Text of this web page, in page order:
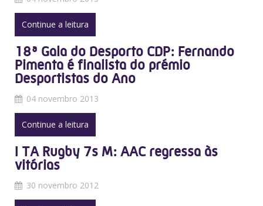
Continue a leitura
18ª Gala do Desporto CDP: Fernando
Pimenta é finalista do prémio
Desportistas do Ano
04 novembro 2013
Continue a leitura
I TA Rugby 7s M: AAC regressa às
vitórias
30 novembro 2012